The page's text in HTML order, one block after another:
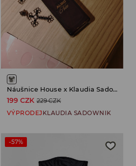
Náušnice House x Klaudia Sadownik
199 CZK 229 CZK
VÝPRODEJ KLAUDIA SADOWNIK
-57%